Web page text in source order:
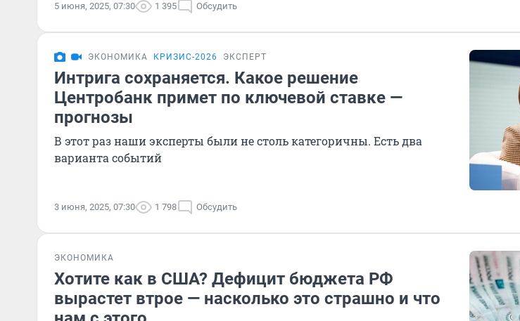
5 июня, 2025, 07:30 1 395 Обсудить
ЭКОНОМИКА КРИЗИС-2026 ЭКСПЕРТ
Интрига сохраняется. Какое решение
Центробанк примет по ключевой ставке —
прогнозы
В этот раз наши эксперты были не столь категоричны. Есть два
варианта событий
3 июня, 2025, 07:30 1 798 Обсудить
ЭКОНОМИКА
Хотите как в США? Дефицит бюджета РФ
вырастет втрое — насколько это страшно и что